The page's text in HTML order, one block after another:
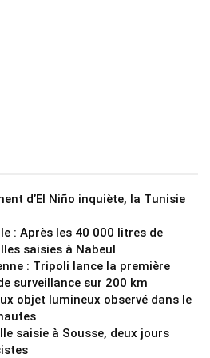
d’El Niño inquiète, la Tunisie
: Après les 40 000 litres de
saisies à Nabeul
: Tripoli lance la première
surveillance sur 200 km
objet lumineux observé dans le
saisie à Sousse, deux jours